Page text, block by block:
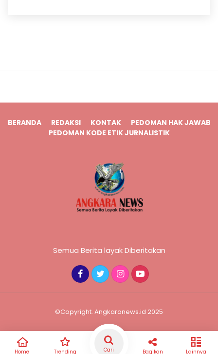
BERANDA REDAKSI KONTAK
PEDOMAN HAK JAWAB
PEDOMAN KODE ETIK JURNALISTIK
Semua Berita layak Diberitakan
©Copyright. Angkaranews.id 2025
Home Trending Cari Bagikan Lainnya